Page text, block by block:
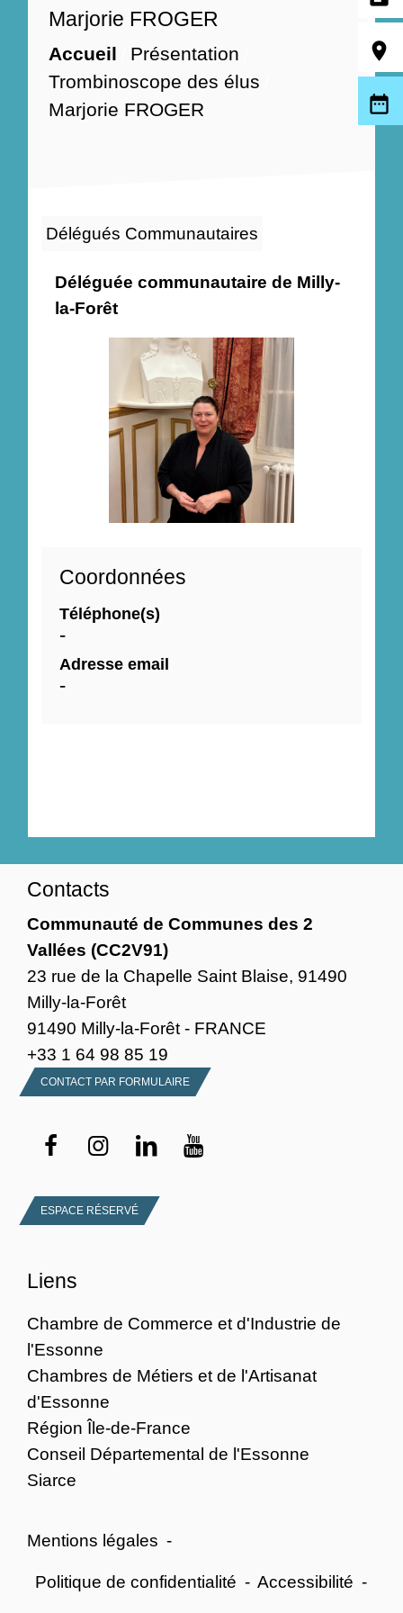
Marjorie FROGER
Accueil Présentation
Trombinoscope des élus
Marjorie FROGER
Délégués Communautaires
Déléguée communautaire de Milly-
la-Forêt
Coordonnées
Téléphone(s)
-
Adresse email
-
room
date_range
Contacts
Communauté de Communes des 2
Vallées (CC2V91)
23 rue de la Chapelle Saint Blaise, 91490
Milly-la-Forêt
91490 Milly-la-Forêt - FRANCE
+33 1 64 98 85 19
CONTACT PAR FORMULAIRE
ESPACE RÉSERVÉ
Liens
Chambre de Commerce et d'Industrie de
l'Essonne
Chambres de Métiers et de l'Artisanat
d'Essonne
Région Île-de-France
Conseil Départemental de l'Essonne
Siarce
Mentions légales -
Politique de confidentialité - Accessibilité -